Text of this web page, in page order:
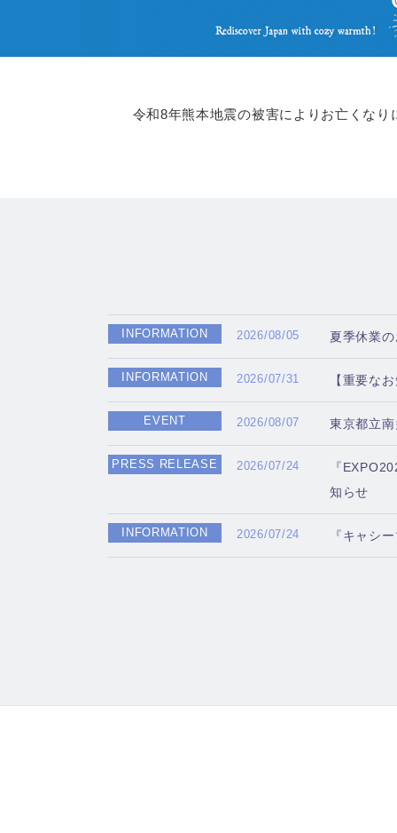
令和8年熊本地震の被害によりお亡くな
INFORMATION 2026/08/05 夏季休業
INFORMATION 2026/07/31 【重要な
EVENT 2026/08/07 東京都立
PRESS RELEASE 2026/07/24
『
知らせ
INFORMATION 2026/07/24 『キャシ